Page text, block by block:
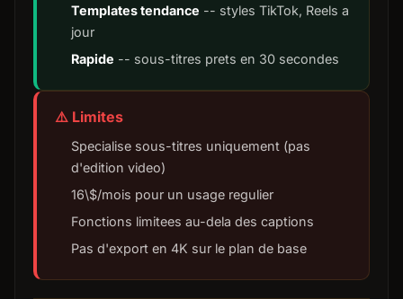
Templates tendance -- styles TikTok, Reels a
jour
Rapide -- sous-titres prets en 30 secondes
⚠️ Limites
Specialise sous-titres uniquement (pas
d'edition video)
16\$/mois pour un usage regulier
Fonctions limitees au-dela des captions
Pas d'export en 4K sur le plan de base